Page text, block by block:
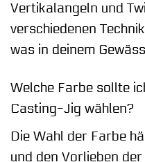
Vertikalangeln und
verschiedenen
was in deinem
Welche Farbe sollte
Casting-Jig wählen?
Die Wahl der Farbe
und den Vorlieben